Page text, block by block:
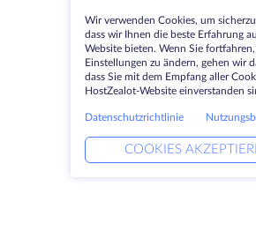
Wir verwenden Cookies, um
dass wir Ihnen die beste Erfahrung
Website bieten. Wenn Sie
Einstellungen zu ändern, gehen wir
dass Sie mit dem Empfang aller
HostZealot-Website einverstanden
Datenschutzrichtlinie
COOKIES